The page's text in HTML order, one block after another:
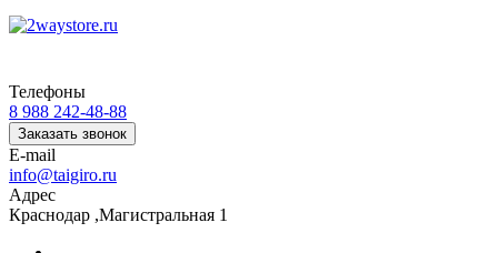
Телефоны
8 988 242-48-88
Заказать звонок
E-mail
info@taigiro.ru
Адрес
Краснодар ,Магистральная 1